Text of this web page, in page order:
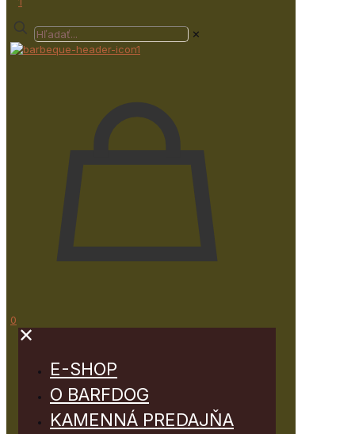
✕
0
✕
E-SHOP
O BARFDOG
KAMENNÁ PREDAJŇA